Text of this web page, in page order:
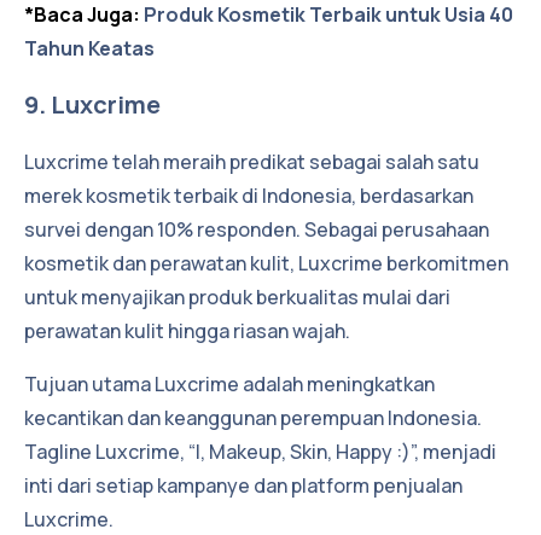
*Baca Juga: Produk Kosmetik Terbaik untuk Usia 40
Tahun Keatas
9. Luxcrime
Luxcrime telah meraih predikat sebagai salah satu
merek kosmetik terbaik di Indonesia, berdasarkan
survei dengan 10% responden. Sebagai perusahaan
kosmetik dan perawatan kulit, Luxcrime berkomitmen
untuk menyajikan produk berkualitas mulai dari
perawatan kulit hingga riasan wajah.
Tujuan utama Luxcrime adalah meningkatkan
kecantikan dan keanggunan perempuan Indonesia.
Tagline Luxcrime, “I, Makeup, Skin, Happy :)”, menjadi
inti dari setiap kampanye dan platform penjualan
Luxcrime.